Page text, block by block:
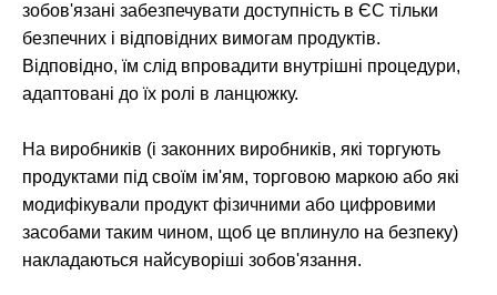
зобов'язані забезпечувати доступність в ЄС тільки
безпечних і відповідних вимогам продуктів.
Відповідно, їм слід впровадити внутрішні процедури,
адаптовані до їх ролі в ланцюжку.
На виробників (і законних виробників, які торгують
продуктами під своїм ім'ям, торговою маркою або які
модифікували продукт фізичними або цифровими
засобами таким чином, щоб це вплинуло на безпеку)
накладаються найсуворіші зобов'язання.